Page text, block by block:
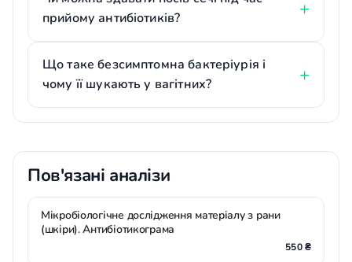
прийому антибіотиків?
Що таке безсимптомна бактеріурія і
чому її шукають у вагітних?
Пов'язані аналізи
Мікробіологічне дослідження матеріалу з рани
(шкіри). Антибіотикограма
550 ₴